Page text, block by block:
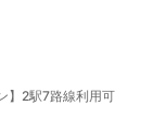
】2駅7路線利用可